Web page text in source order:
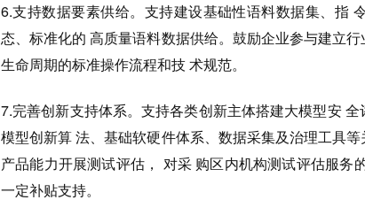
6.支持数据要素供给。支持建设基础性语料数据集、指
态、标准化的 高质量语料数据供给。鼓励企业参与建立
生命周期的标准操作流程和技 术规范。
7.完善创新支持体系。支持各类创新主体搭建大模型安
模型创新算 法、基础软硬件体系、数据采集及治理工具
产品能力开展测试评估， 对采 购区内机构测试评估服务
一定补贴支持。